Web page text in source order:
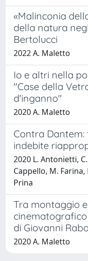
«Malinconia
della natura
Bertolucci
2022 A. Maletto
Io e altri nella
"Case della
d'inganno"
2020 A. Maletto
Contra
indebite
2020 L. Antonietti,
Cappello, M. Farina,
Prina
Tra montaggio
di Giovanni
2020 A. Maletto